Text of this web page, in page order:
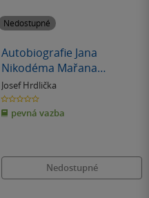
Nedostupné
Autobiografie Jana
Nikodéma Mařana
Bohdaneckého z Hodkova
Josef Hrdlička
0.0
z
5
hvězdiček
pevná vazba
Nedostupné